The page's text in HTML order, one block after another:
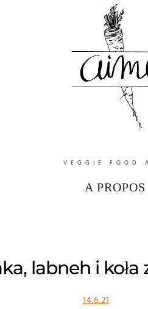
VEGGIE FOOD
A PROPOS
labneh i koła
14.6.21